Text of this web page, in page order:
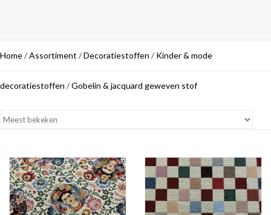
Home/Assortiment /Decoratiestoffen / Kinder & mode
decoratiestoffen /Gobelin & jacquard geweven stof